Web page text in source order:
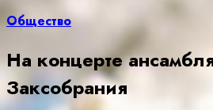
Общество
На концерте
Заксобрания